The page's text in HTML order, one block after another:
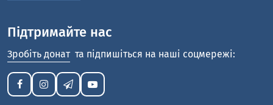
Підтримайте нас
Зробіть донат та підпишіться на наші соцмережі: